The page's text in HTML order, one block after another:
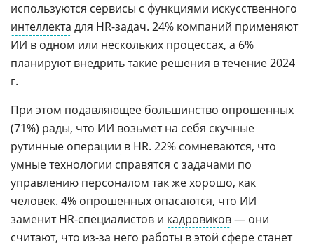
используются сервисы с функциями искусственного
интеллекта для HR-задач. 24% компаний применяют
ИИ в одном или нескольких процессах, а 6%
планируют внедрить такие решения в течение 2024
г.
При этом подавляющее большинство опрошенных
(71%) рады, что ИИ возьмет на себя скучные
рутинные операции в HR. 22% сомневаются, что
умные технологии справятся с задачами по
управлению персоналом так же хорошо, как
человек. 4% опрошенных опасаются, что ИИ
заменит HR-специалистов и кадровиков— они
считают, что из-за него работы в этой сфере станет